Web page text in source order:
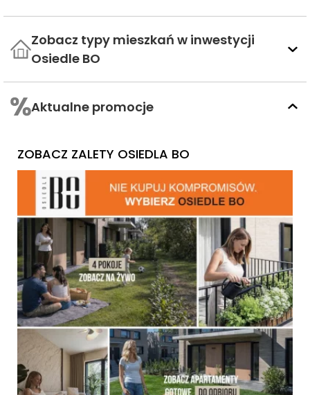
Zobacz typy mieszkań w inwestycji
Osiedle BO
Aktualne promocje
ZOBACZ ZALETY OSIEDLA BO